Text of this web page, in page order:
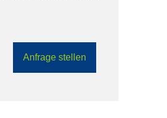
Anfrage stellen